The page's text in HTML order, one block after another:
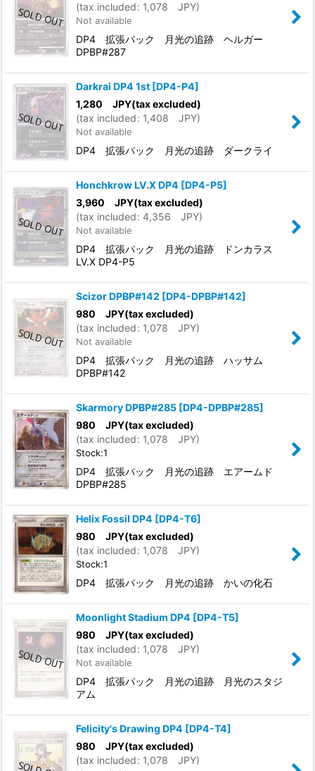
(tax included: 1,078 JPY)
Not available
DP4 拡張パック 月光の追跡 ヘルガー
DPBP#287
Darkrai DP4 1st [DP4-P4]
1,280 JPY(tax excluded)
(tax included: 1,408 JPY)
Not available
DP4 拡張パック 月光の追跡 ダークライ
Honchkrow LV.X DP4 [DP4-P5]
3,960 JPY(tax excluded)
(tax included: 4,356 JPY)
Not available
DP4 拡張パック 月光の追跡 ドンカラス
LV.X DP4-P5
Scizor DPBP#142 [DP4-DPBP#142]
980 JPY(tax excluded)
(tax included: 1,078 JPY)
Not available
DP4 拡張パック 月光の追跡 ハッサム
DPBP#142
Skarmory DPBP#285 [DP4-DPBP#285]
980 JPY(tax excluded)
(tax included: 1,078 JPY)
Stock:1
DP4 拡張パック 月光の追跡 エアームド
DPBP#285
Helix Fossil DP4 [DP4-T6]
980 JPY(tax excluded)
(tax included: 1,078 JPY)
Stock:1
DP4 拡張パック 月光の追跡 かいの化石
Moonlight Stadium DP4 [DP4-T5]
980 JPY(tax excluded)
(tax included: 1,078 JPY)
Not available
DP4 拡張パック 月光の追跡 月光のスタジ
アム
Felicity's Drawing DP4 [DP4-T4]
980 JPY(tax excluded)
(tax included: 1,078 JPY)